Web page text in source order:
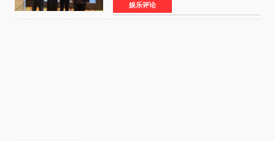
的长者——他的爷爷。作为当地的风水师，爷爷
是张翼走进易学
娱乐评论